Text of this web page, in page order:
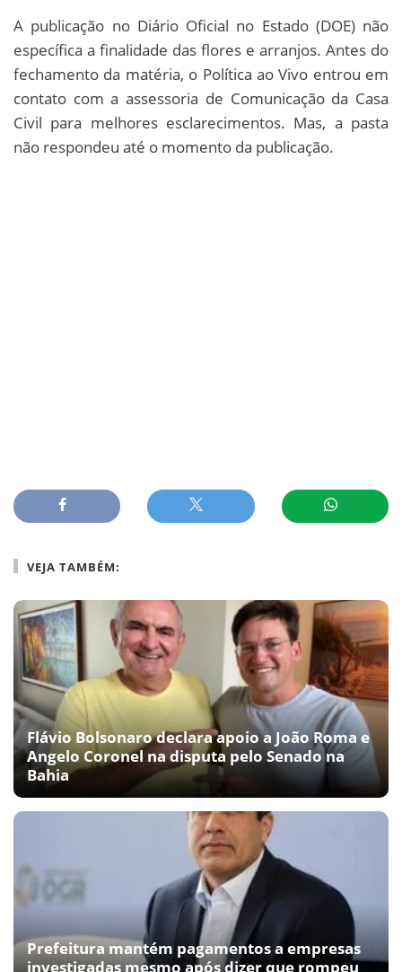
A publicação no Diário Oficial no Estado (DOE) não
específica a finalidade das flores e arranjos. Antes do
fechamento da matéria, o Política ao Vivo entrou em
contato com a assessoria de Comunicação da Casa
Civil para melhores esclarecimentos. Mas, a pasta
não respondeu até o momento da publicação.
VEJA TAMBÉM:
Flávio Bolsonaro declara apoio a João Roma e
Angelo Coronel na disputa pelo Senado na
Bahia
Prefeitura mantém pagamentos a empresas
investigadas mesmo após dizer que rompeu